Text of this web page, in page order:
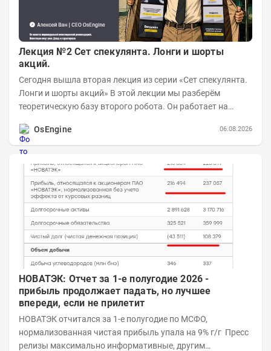
Лекция №2 Сет спекулянта. Лонги и шорты
акций.
Сегодня вышла вторая лекция из серии «Сет спекулянта.
Лонги и шорты акций» В этой лекции мы разберём
теоретическую базу второго робота. Он работает на
OsEngine
06.08.2026
НОВАТЭК: Отчет за 1-е полугодие 2026 -
прибыль продолжает падать, но лучшее
впереди, если не прилетит
НОВАТЭК отчитался за 1-е полугодие по МСФО,
нормализованная чистая прибыль упала на 9% г/г Пресс
релизы максимально информативные, другим